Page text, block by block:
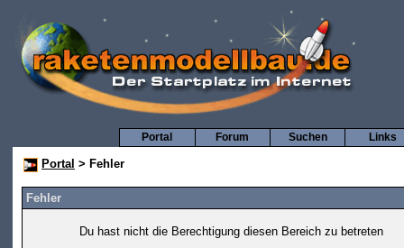
Links
Suchen
Forum
Portal
Portal > Fehler
Fehler
Du hast nicht die Berechtigung diesen Bereich zu betreten